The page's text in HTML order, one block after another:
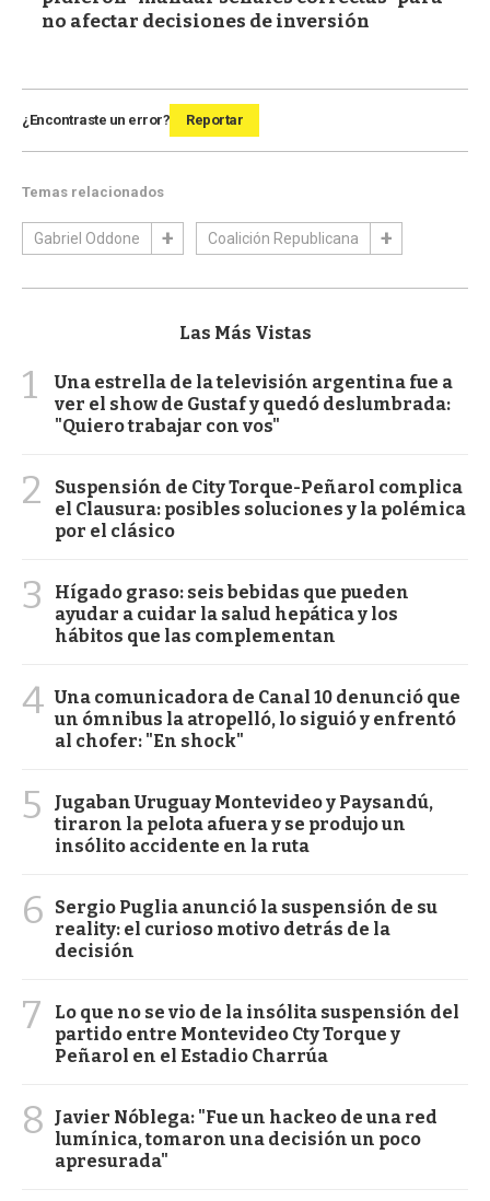
no afectar decisiones de inversión
¿Encontraste un error? Reportar
Temas relacionados
Gabriel Oddone Coalición Republicana
Las Más Vistas
1
Una estrella de la televisión argentina fue a
ver el show de Gustaf y quedó deslumbrada:
"Quiero trabajar con vos"
2
Suspensión de City Torque-Peñarol complica
el Clausura: posibles soluciones y la polémica
por el clásico
3
Hígado graso: seis bebidas que pueden
ayudar a cuidar la salud hepática y los
hábitos que las complementan
4 Una comunicadora de Canal 10 denunció que
un ómnibus la atropelló, lo siguió y enfrentó
al chofer: "En shock"
5
Jugaban Uruguay Montevideo y Paysandú,
tiraron la pelota afuera y se produjo un
insólito accidente en la ruta
6
Sergio Puglia anunció la suspensión de su
reality: el curioso motivo detrás de la
decisión
7
Lo que no se vio de la insólita suspensión del
partido entre Montevideo Cty Torque y
Peñarol en el Estadio Charrúa
8
Javier Nóblega: "Fue un hackeo de una red
lumínica, tomaron una decisión un poco
apresurada"